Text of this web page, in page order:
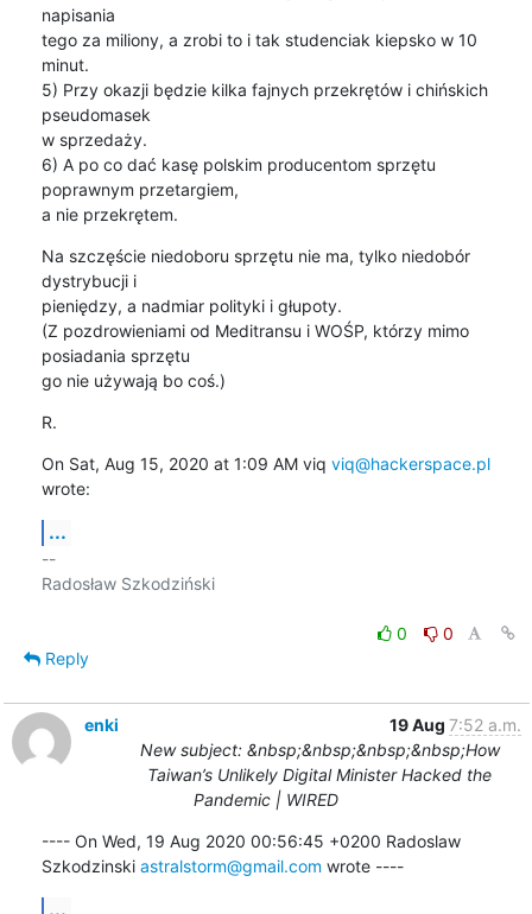
napisania
tego za miliony, a zrobi to i tak studenciak kiepsko w 10
minut.
5) Przy okazji będzie kilka fajnych przekrętów i chińskich
pseudomasek
w sprzedaży.
6) A po co dać kasę polskim producentom sprzętu
poprawnym przetargiem,
a nie przekrętem.
Na szczęście niedoboru sprzętu nie ma, tylko niedobór
dystrybucji i
pieniędzy, a nadmiar polityki i głupoty.
(Z pozdrowieniami od Meditransu i WOŚP, którzy mimo
posiadania sprzętu
go nie używają bo coś.)
R.
On Sat, Aug 15, 2020 at 1:09 AM viq viq@hackerspace.pl
wrote:
...
--
Radosław Szkodziński
0
0
Reply
enki 19 Aug 7:52 a.m.
New subject: &nbsp;&nbsp;&nbsp;&nbsp;How
Taiwan’s Unlikely Digital Minister Hacked the
Pandemic | WIRED
---- On Wed, 19 Aug 2020 00:56:45 +0200 Radoslaw
Szkodzinski astralstorm@gmail.com wrote ----
...